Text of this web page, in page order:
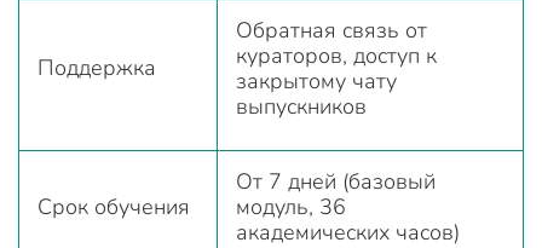
Поддержка
Обратная связь от
кураторов, доступ к
закрытому чату
выпускников
Срок обучения
От 7 дней (базовый
модуль, 36
академических часов)